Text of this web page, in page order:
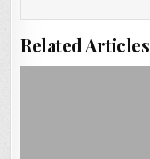
Related Articles